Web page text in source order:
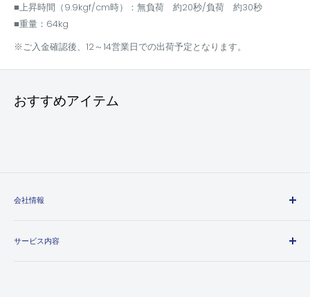
■上昇時間（9.9kgf/cm時）：無負荷 約20秒/負荷 約30秒
■重量：64kg
※ご入金確認後、12～14営業日での出荷予定となります。
おすすめアイテム
会社情報
会社概要
サービス内容